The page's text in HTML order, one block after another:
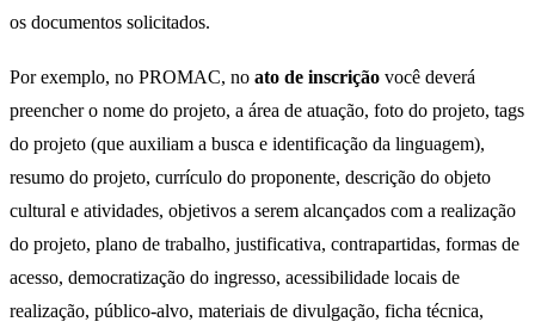
os documentos solicitados.
Por exemplo, no PROMAC, no ato de inscrição você deverá
preencher o nome do projeto, a área de atuação, foto do projeto, tags
do projeto (que auxiliam a busca e identificação da linguagem),
resumo do projeto, currículo do proponente, descrição do objeto
cultural e atividades, objetivos a serem alcançados com a realização
do projeto, plano de trabalho, justificativa, contrapartidas, formas de
acesso, democratização do ingresso, acessibilidade locais de
realização, público-alvo, materiais de divulgação, ficha técnica,